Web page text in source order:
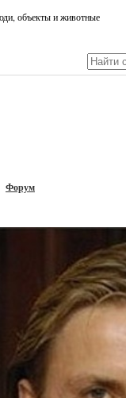
объекты и животные
Форум